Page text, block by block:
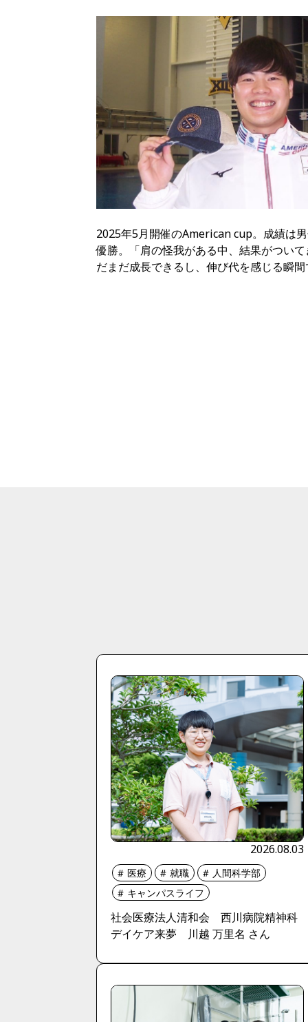
2025年5月開催のAmerican cup。成績は
優勝。「肩の怪我がある中、結果がつい
だまだ成長できるし、伸び代を感じる瞬
2026.08.03
医療 就職
人間科学部
キャンパスライフ
社会医療法人清和会 西川病院精神科
デイケア来夢 川越 万里名 さん